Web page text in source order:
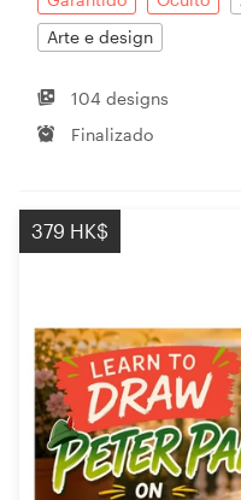
Arte e design
104 designs
Finalizado
379 HK$